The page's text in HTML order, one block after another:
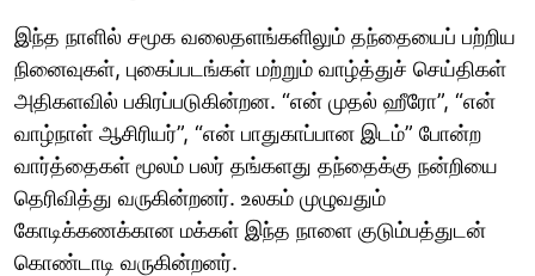
இந்த நாளில் சமூக வலைதளங்களிலும் தந்தையைப் பற்றிய
நினைவுகள், புகைப்படங்கள் மற்றும் வாழ்த்துச் செய்திகள்
அதிகளவில் பகிரப்படுகின்றன. “என் முதல் ஹீரோ”, “என்
வாழ்நாள் ஆசிரியர்”, “என் பாதுகாப்பான இடம்” போன்ற
வார்த்தைகள் மூலம் பலர் தங்களது தந்தைக்கு நன்றியை
தெரிவித்து வருகின்றனர். உலகம் முழுவதும்
கோடிக்கணக்கான மக்கள் இந்த நாளை குடும்பத்துடன்
கொண்டாடி வருகின்றனர்.